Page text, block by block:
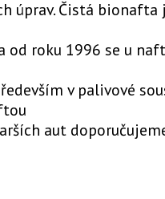
úprav. Čistá bionafta
od roku 1996 se u
v palivové
aut